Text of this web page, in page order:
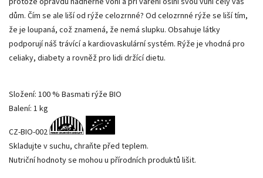
dům. Čím se ale liší od rýže celozrnné? Od celozrnné rýže se liší tím,
že je loupaná, což znamená, že nemá slupku. Obsahuje látky
podporují náš trávící a kardiovaskulární systém. Rýže je vhodná pro
celiaky, diabety a rovněž pro lidi držící dietu.
Složení: 100 % Basmati rýže BIO
Balení: 1 kg
CZ-BIO-002
Skladujte v suchu, chraňte před teplem.
Nutriční hodnoty se mohou u přírodních produktů lišit.